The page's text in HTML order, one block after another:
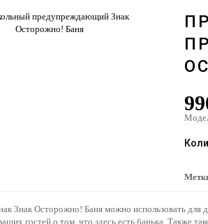
Знак Осторожно! Баня можно использовать
гостей о том, что здесь есть банька. Также